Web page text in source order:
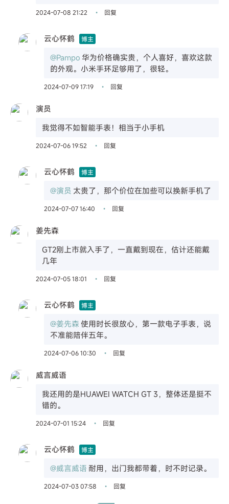
2024-07-08 21:22 • 回复
云心怀鹤 博主
@Pampo 华为价格确实贵，个人喜好，喜欢这款
的外观。小米手环足够用了，很轻。
2024-07-09 17:19 • 回复
演员
我觉得不如智能手表！相当于小手机
2024-07-06 19:52 • 回复
云心怀鹤 博主
@演员 太贵了，那个价位在加些可以换新手机了
2024-07-07 16:40 • 回复
姜先森
GT2刚上市就入手了，一直戴到现在，估计还能戴
几年
2024-07-05 18:01 • 回复
云心怀鹤 博主
@姜先森 使用时长很放心，第一款电子手表，说
不准能陪伴五年。
2024-07-06 10:30 • 回复
威言威语
我还用的是HUAWEI WATCH GT 3，整体还是挺不
错的。
2024-07-01 15:24 • 回复
云心怀鹤 博主
@威言威语 耐用，出门我都带着，时不时记录。
2024-07-03 07:58 • 回复